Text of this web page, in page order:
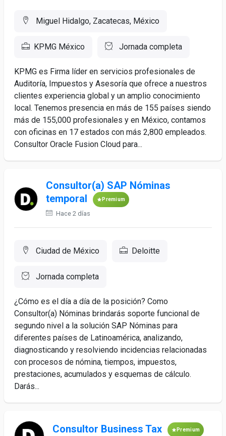
Miguel Hidalgo, Zacatecas, México
KPMG México Jornada completa
KPMG es Firma líder en servicios profesionales de
Auditoría, Impuestos y Asesoría que ofrece a nuestros
clientes experiencia global y un amplio conocimiento
local. Tenemos presencia en más de 155 países siendo
más de 155,000 profesionales y en México, contamos
con oficinas en 17 estados con más 2,800 empleados.
Consultor Oracle Fusion Cloud para...
Consultor(a) SAP Nóminas
temporal
Premium
Hace 2 días
Ciudad de México Deloitte
Jornada completa
¿Cómo es el día a día de la posición? Como
Consultor(a) Nóminas brindarás soporte funcional de
segundo nivel a la solución SAP Nóminas para
diferentes países de Latinoamérica, analizando,
diagnosticando y resolviendo incidencias relacionadas
con procesos de nómina, tiempos, impuestos,
prestaciones, acumulados y esquemas de cálculo.
Darás...
Consultor Business Tax Premium